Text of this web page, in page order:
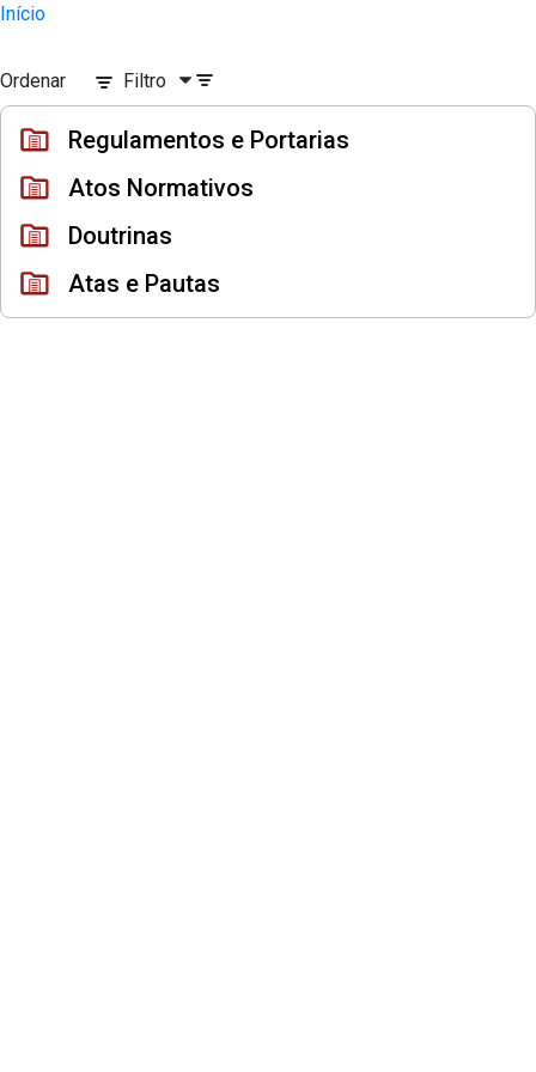
Pular para o Conteúdo principal
Instrumentos Jurídicos
Início
Ordenar Filtro
Regulamentos e Portarias
Atos Normativos
Doutrinas
Atas e Pautas